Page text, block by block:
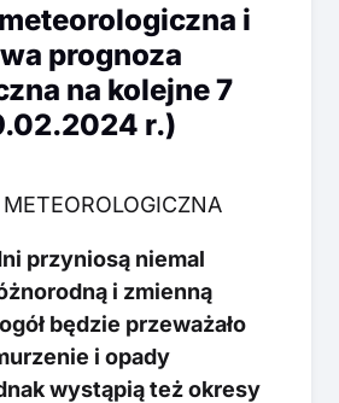
i
prognoza
na kolejne 7
r.)
przyniosą niemal
i zmienną
będzie przeważało
i opady
wystąpią też okresy